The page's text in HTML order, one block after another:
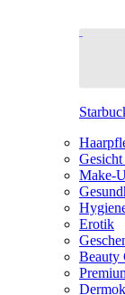
Make-
Erotik
Beauty